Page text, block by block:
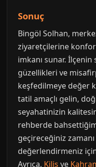
Sonuç
Bingöl Solhan,
ziyaretçilerine
imkanı sunar. İlçenin
güzellikleri ve
keşfedilmeye değer
tatil amaçlı gelin,
seyahatinizin
rehberde
geçireceğiniz
değerlendirmeniz
Ayrıca, Kilis ve